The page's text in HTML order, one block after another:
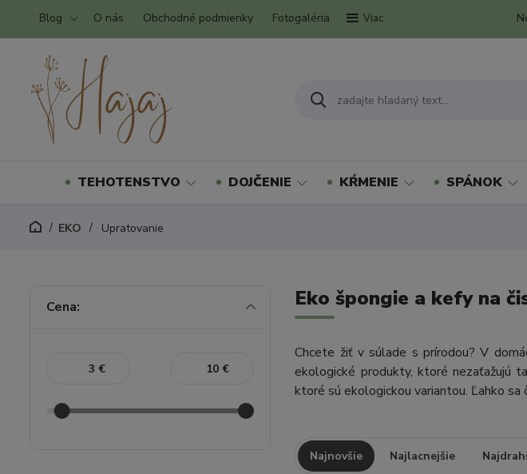
Blog O nás Obchodné podmienky Fotogaléria Viac
TEHOTENSTVO DOJČENIE KŔMENIE SPÁNOK
EKO Upratovanie
Eko špongie a kefy na
Chcete žiť v súlade s prírodou? V
ekologické produkty, ktoré nezaťažujú
ktoré sú ekologickou variantou. Ľahko sa
Najnovšie Najlacnejšie
Cena:
€ €